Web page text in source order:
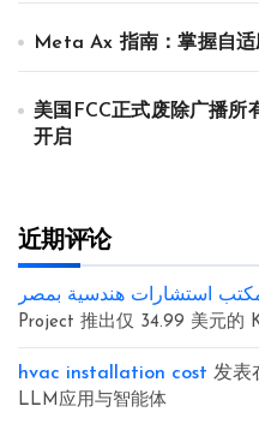
Meta Ax 指南：掌握自
美国FCC正式废除广播所
开启
近期评论
استشارات هندسية بمصر
Project 推出仅 34.99 美元的
hvac installation cost 发表
LLM应用与智能体